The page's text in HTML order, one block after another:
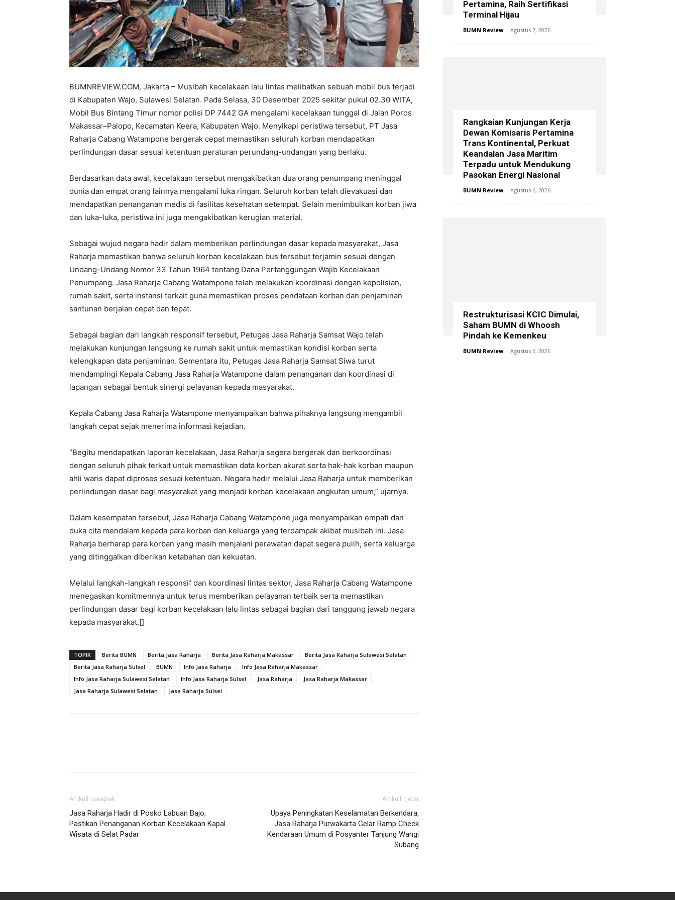
BUMNREVIEW.COM, Jakarta – Musibah kecelakaan lalu lintas melibatkan sebuah mobil bus terjadi
di Kabupaten Wajo, Sulawesi Selatan. Pada Selasa, 30 Desember 2025 sekitar pukul 02.30 WITA,
Mobil Bus Bintang Timur nomor polisi DP 7442 GA mengalami kecelakaan tunggal di Jalan Poros
Makassar–Palopo, Kecamatan Keera, Kabupaten Wajo. Menyikapi peristiwa tersebut, PT Jasa
Raharja Cabang Watampone bergerak cepat memastikan seluruh korban mendapatkan
perlindungan dasar sesuai ketentuan peraturan perundang-undangan yang berlaku.
Berdasarkan data awal, kecelakaan tersebut mengakibatkan dua orang penumpang meninggal
dunia dan empat orang lainnya mengalami luka ringan. Seluruh korban telah dievakuasi dan
mendapatkan penanganan medis di fasilitas kesehatan setempat. Selain menimbulkan korban jiwa
dan luka-luka, peristiwa ini juga mengakibatkan kerugian material.
Sebagai wujud negara hadir dalam memberikan perlindungan dasar kepada masyarakat, Jasa
Raharja memastikan bahwa seluruh korban kecelakaan bus tersebut terjamin sesuai dengan
Undang-Undang Nomor 33 Tahun 1964 tentang Dana Pertanggungan Wajib Kecelakaan
Penumpang. Jasa Raharja Cabang Watampone telah melakukan koordinasi dengan kepolisian,
rumah sakit, serta instansi terkait guna memastikan proses pendataan korban dan penjaminan
santunan berjalan cepat dan tepat.
Sebagai bagian dari langkah responsif tersebut, Petugas Jasa Raharja Samsat Wajo telah
melakukan kunjungan langsung ke rumah sakit untuk memastikan kondisi korban serta
kelengkapan data penjaminan. Sementara itu, Petugas Jasa Raharja Samsat Siwa turut
mendampingi Kepala Cabang Jasa Raharja Watampone dalam penanganan dan koordinasi di
lapangan sebagai bentuk sinergi pelayanan kepada masyarakat.
Kepala Cabang Jasa Raharja Watampone menyampaikan bahwa pihaknya langsung mengambil
langkah cepat sejak menerima informasi kejadian.
“Begitu mendapatkan laporan kecelakaan, Jasa Raharja segera bergerak dan berkoordinasi
dengan seluruh pihak terkait untuk memastikan data korban akurat serta hak-hak korban maupun
ahli waris dapat diproses sesuai ketentuan. Negara hadir melalui Jasa Raharja untuk memberikan
perlindungan dasar bagi masyarakat yang menjadi korban kecelakaan angkutan umum,” ujarnya.
Dalam kesempatan tersebut, Jasa Raharja Cabang Watampone juga menyampaikan empati dan
duka cita mendalam kepada para korban dan keluarga yang terdampak akibat musibah ini. Jasa
Raharja berharap para korban yang masih menjalani perawatan dapat segera pulih, serta keluarga
yang ditinggalkan diberikan ketabahan dan kekuatan.
Melalui langkah-langkah responsif dan koordinasi lintas sektor, Jasa Raharja Cabang Watampone
menegaskan komitmennya untuk terus memberikan pelayanan terbaik serta memastikan
perlindungan dasar bagi korban kecelakaan lalu lintas sebagai bagian dari tanggung jawab negara
kepada masyarakat.[]
TOPIK Berita BUMN Berita Jasa Raharja Berita Jasa Raharja Makassar
Berita Jasa Raharja Sulawesi Selatan
Berita Jasa Raharja Sulsel
BUMN Info Jasa Raharja
Info Jasa Raharja Makassar
Info Jasa Raharja Sulawesi Selatan
Info Jasa Raharja Sulsel Jasa Raharja
Jasa Raharja Makassar
Jasa Raharja Sulawesi Selatan
Jasa Raharja Sulsel
Artikulli paraprak
Jasa Raharja Hadir di Posko Labuan Bajo,
Pastikan Penanganan Korban Kecelakaan Kapal
Wisata di Selat Padar
Artikulli tjetër
Upaya Peningkatan Keselamatan Berkendara,
Jasa Raharja Purwakarta Gelar Ramp Check
Kendaraan Umum di Posyanter Tanjung Wangi
Subang
Pertamina, Raih Sertifikasi
Terminal Hijau
BUMN Review - Agustus 7, 2026
Rangkaian Kunjungan Kerja
Dewan Komisaris Pertamina
Trans Kontinental, Perkuat
Keandalan Jasa Maritim
Terpadu untuk Mendukung
Pasokan Energi Nasional
BUMN Review - Agustus 6, 2026
Restrukturisasi KCIC Dimulai,
Saham BUMN di Whoosh
Pindah ke Kemenkeu
BUMN Review - Agustus 6, 2026